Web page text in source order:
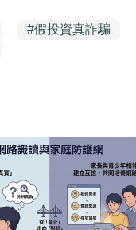
#假投資真詐騙